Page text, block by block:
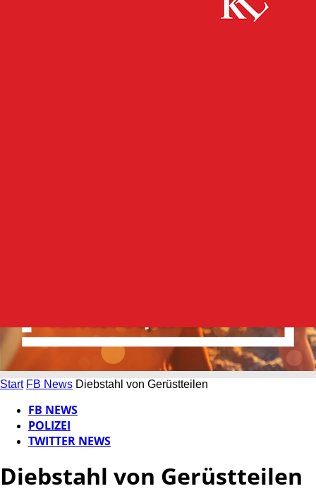
Start FB News Diebstahl von Gerüstteilen
FB NEWS
POLIZEI
TWITTER NEWS
Diebstahl von Gerüstteilen